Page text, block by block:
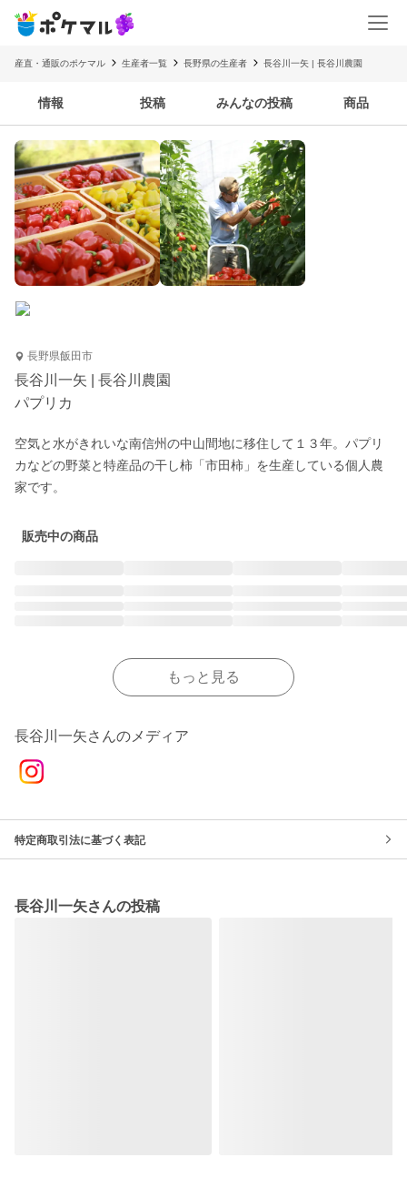
産直・通販のポケマル 生産者一覧 長野県の生産者 長谷川一矢 | 長谷川農園
情報 投稿 みんなの投稿 商品
長野県飯田市
長谷川一矢 | 長谷川農園
パプリカ
空気と水がきれいな南信州の中山間地に移住して１３年。パプリ
カなどの野菜と特産品の干し柿「市田柿」を生産している個人農
家です。
販売中の商品
もっと見る
長谷川一矢さんのメディア
特定商取引法に基づく表記
長谷川一矢さんの投稿